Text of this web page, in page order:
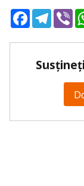
Facebook